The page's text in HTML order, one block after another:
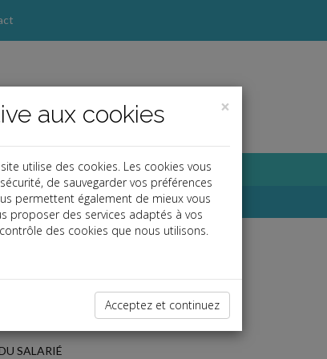
SALARIÉ
×
aux cookies
utilise des cookies. Les cookies vous
de sauvegarder vos préférences
permettent également de mieux vous
proposer des services adaptés à vos
des cookies que nous utilisons.
Acceptez et continuez